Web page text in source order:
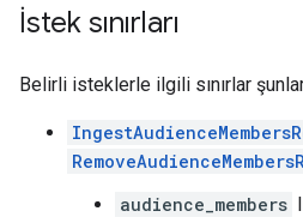
İstek sınırları
Belirli isteklerle ilgili sınırlar
audience_members